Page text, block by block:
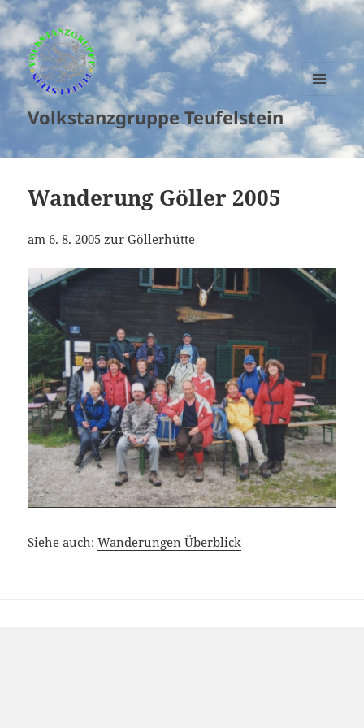
Volkstanzgruppe Teufelstein
MENU
AND
WIDGETS
Wanderung Göller 2005
am 6. 8. 2005 zur Göllerhütte
Siehe auch:Wanderungen Überblick